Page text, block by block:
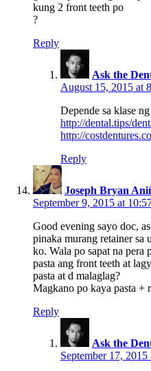
kung 2 front teeth po
?
Reply
Ask the
August 15, 2015 at
Depende sa klase
http://dental.tips/
http://
Reply
Joseph Bryan
September 9, 2015 at
Good evening sayo doc,
pinaka murang retainer sa
ko. Wala po sapat na pera
pasta ang front teeth at
pasta at d malaglag?
Magkano po kaya pasta +
Reply
Ask the
September 17, 2015